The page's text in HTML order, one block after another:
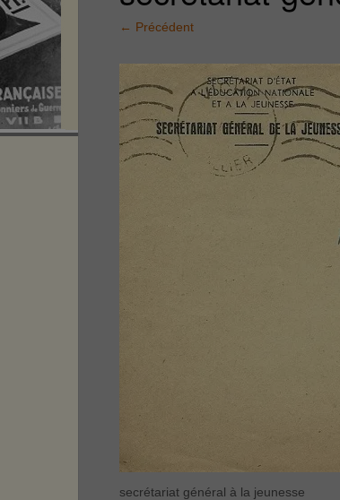
← Précédent
secrétariat général à la jeunesse